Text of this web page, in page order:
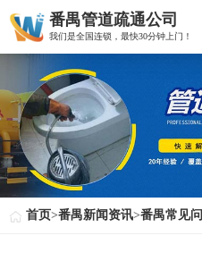
番禺管道疏通公司
我们是全国连锁，最快30分钟上门！
首页>番禺新闻资讯>番禺常见